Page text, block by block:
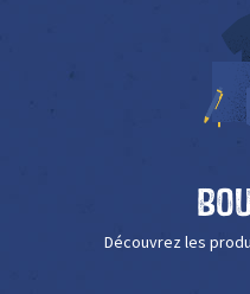
Découvrez les